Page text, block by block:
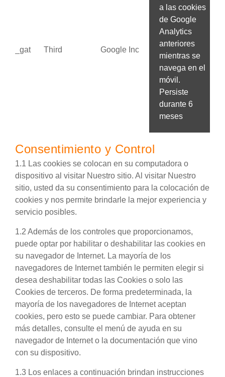
_gat Third Google Inc
a las cookies
de Google
Analytics
anteriores
mientras se
navega en el
móvil.
Persiste
durante 6
meses
Consentimiento y Control
1.1 Las cookies se colocan en su computadora o
dispositivo al visitar Nuestro sitio. Al visitar Nuestro
sitio, usted da su consentimiento para la colocación de
cookies y nos permite brindarle la mejor experiencia y
servicio posibles.
1.2 Además de los controles que proporcionamos,
puede optar por habilitar o deshabilitar las cookies en
su navegador de Internet. La mayoría de los
navegadores de Internet también le permiten elegir si
desea deshabilitar todas las Cookies o solo las
Cookies de terceros. De forma predeterminada, la
mayoría de los navegadores de Internet aceptan
cookies, pero esto se puede cambiar. Para obtener
más detalles, consulte el menú de ayuda en su
navegador de Internet o la documentación que vino
con su dispositivo.
1.3 Los enlaces a continuación brindan instrucciones